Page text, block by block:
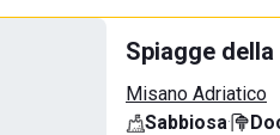
Spiagge
Misano Adriatico
Sabbiosa·